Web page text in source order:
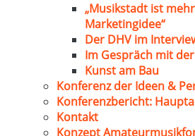
„Musikstadt ist
Marketingidee“
Der DHV im
Im Gespräch mit
Kunst am Bau
Konferenz der Ideen &
Konferenzbericht:
Kontakt
Konzept